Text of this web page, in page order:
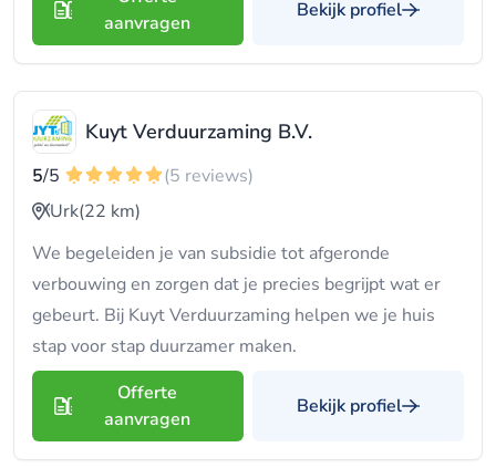
aanvragen
Bekijk profiel
Kuyt Verduurzaming B.V.
5/5
(5 reviews)
Urk(22 km)
We begeleiden je van subsidie tot afgeronde
verbouwing en zorgen dat je precies begrijpt wat er
gebeurt. Bij Kuyt Verduurzaming helpen we je huis
stap voor stap duurzamer maken.
Offerte
aanvragen
Bekijk profiel